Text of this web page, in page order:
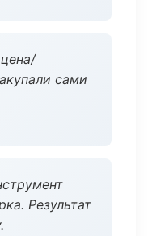
сами
Результат